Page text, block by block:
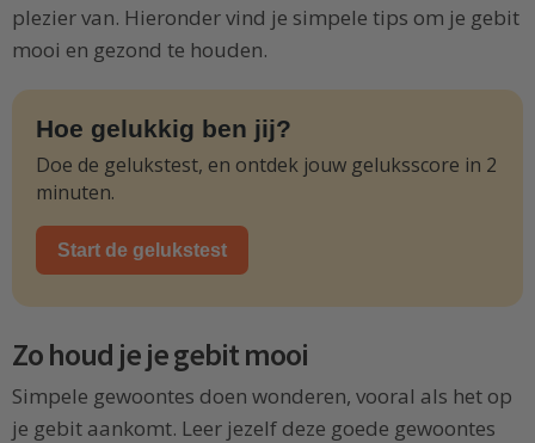
plezier van. Hieronder vind je simpele tips om je gebit
mooi en gezond te houden.
Hoe gelukkig ben jij?
Doe de gelukstest, en ontdek jouw geluksscore in 2
minuten.
Start de gelukstest
Zo houd je je gebit mooi
Simpele gewoontes doen wonderen, vooral als het op
je gebit aankomt. Leer jezelf deze goede gewoontes